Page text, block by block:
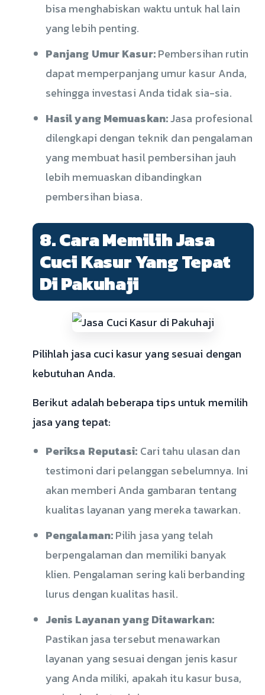
bisa menghabiskan waktu untuk hal lain
yang lebih penting.
Panjang Umur Kasur:Pembersihan rutin
dapat memperpanjang umur kasur Anda,
sehingga investasi Anda tidak sia-sia.
Hasil yang Memuaskan:Jasa profesional
dilengkapi dengan teknik dan pengalaman
yang membuat hasil pembersihan jauh
lebih memuaskan dibandingkan
pembersihan biasa.
8. Cara Memilih Jasa
Cuci Kasur Yang Tepat
Di Pakuhaji
Pilihlah jasa cuci kasur yang sesuai dengan
kebutuhan Anda.
Berikut adalah beberapa tips untuk memilih
jasa yang tepat:
Periksa Reputasi: Cari tahu ulasan dan
testimoni dari pelanggan sebelumnya. Ini
akan memberi Anda gambaran tentang
kualitas layanan yang mereka tawarkan.
Pengalaman:Pilih jasa yang telah
berpengalaman dan memiliki banyak
klien. Pengalaman sering kali berbanding
lurus dengan kualitas hasil.
Jenis Layanan yang Ditawarkan:
Pastikan jasa tersebut menawarkan
layanan yang sesuai dengan jenis kasur
yang Anda miliki, apakah itu kasur busa,